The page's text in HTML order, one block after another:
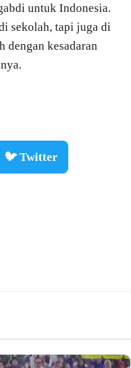
untuk Indonesia.
sekolah, tapi juga di
dengan kesadaran
🐦 Twitter